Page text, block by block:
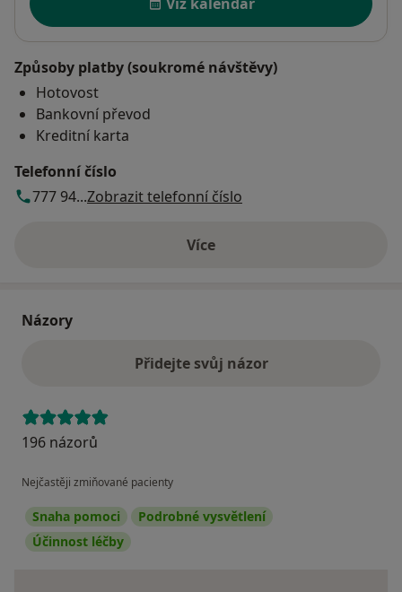
Viz kalendář
Způsoby platby (soukromé návštěvy)
Hotovost
Bankovní převod
Kreditní karta
Telefonní číslo
777 94...Zobrazit telefonní číslo
Víceo adrese
Názory
Přidejte svůj názor
196 názorů
Nejčastěji zmiňované pacienty
Snaha pomoci
Podrobné vysvětlení
Účinnost léčby